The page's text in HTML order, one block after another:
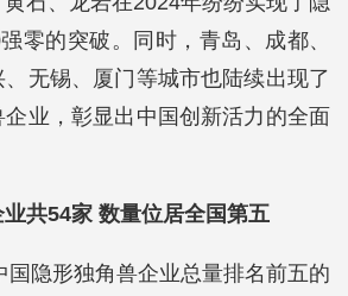
零的突破。同时，青岛、成都、
无锡、厦门等城市也陆续出现了
业，彰显出中国创新活力的全面
共54家 数量位居全国第五
国隐形独角兽企业总量排名前五的